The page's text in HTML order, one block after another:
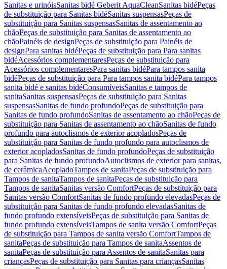
Sanitas e urinóisSanitas bidé Geberit AquaCleanSanitas bidéPeças
de substituição para Sanitas bidéSanitas suspensasPeças de
substituição para Sanitas suspensasSanitas de assentamento ao
chãoPeças de substituição para Sanitas de assentamento ao
chãoPainéis de designPeças de substituição para Painéis de
designPara sanitas bidéPeças de substituição para Para sanitas
bidéAcessórios complementaresPeças de substituição para
Acessórios complementaresPara sanitas bidéPara tampos sanita
bidéPeças de substituição para Para tampos sanita bidéPara tampos
sanita bidé e sanitas bidéConsumíveisSanitas e tampos de
sanitaSanitas suspensasPeças de substituição para Sanitas
suspensasSanitas de fundo profundoPeças de substituição para
Sanitas de fundo profundoSanitas de assentamento ao chãoPeças de
substituição para Sanitas de assentamento ao chãoSanitas de fundo
profundo para autoclismos de exterior acopladosPeças de
substituição para Sanitas de fundo profundo para autoclismos de
exterior acopladosSanitas de fundo profundoPeças de substituição
para Sanitas de fundo profundoAutoclismos de exterior para sanitas,
de cerâmicaAcopladoTampos de sanitaPeças de substituição para
Tampos de sanitaTampos de sanitaPeças de substituição para
Tampos de sanitaSanitas versão ComfortPeças de substituição para
Sanitas versão ComfortSanitas de fundo profundo elevadasPeças de
substituição para Sanitas de fundo profundo elevadasSanitas de
fundo profundo extensíveisPeças de substituição para Sanitas de
fundo profundo extensíveisTampos de sanita versão ComfortPeças
de substituição para Tampos de sanita versão ComfortTampos de
sanitaPeças de substituição para Tampos de sanitaAssentos de
sanitaPeças de substituição para Assentos de sanitaSanitas para
criançasPeças de substituição para Sanitas para criançasSanitas